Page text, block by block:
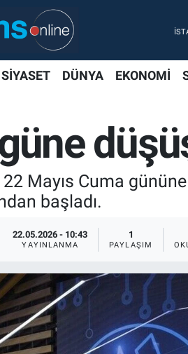
SİYASET DÜNYA EKONOMİ
Mayıs Cuma
başladı.
22.05.2026 - 10:43
YAYINLANMA
1
PAYLAŞIM